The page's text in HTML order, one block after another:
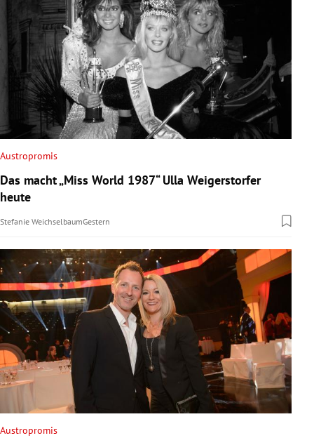
Austropromis
Das macht „Miss World 1987“ Ulla Weigerstorfer
heute
Stefanie WeichselbaumGestern
Austropromis